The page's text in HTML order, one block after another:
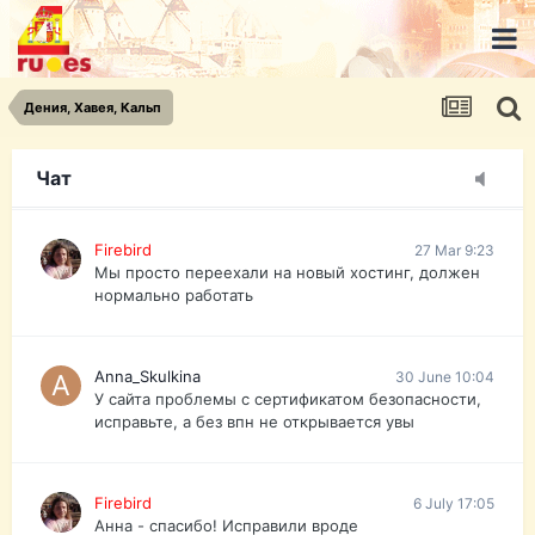
Дения, Хавея, Кальп
Чат
urist.dokument@gmail.com
https://pasport-ua.com/
Телеграмм @uristpassua
Firebird
Друзья - из России без VPN сайт и форум
Firebird 27 Mar 9:23
Мы просто переехали на новый хостинг, должен
нормально работать
Anna_Skulkina 30 June 10:04
У сайта проблемы с сертификатом безопасности,
исправьте, а без впн не открывается увы
Firebird 6 July 17:05
Анна - спасибо! Исправили вроде